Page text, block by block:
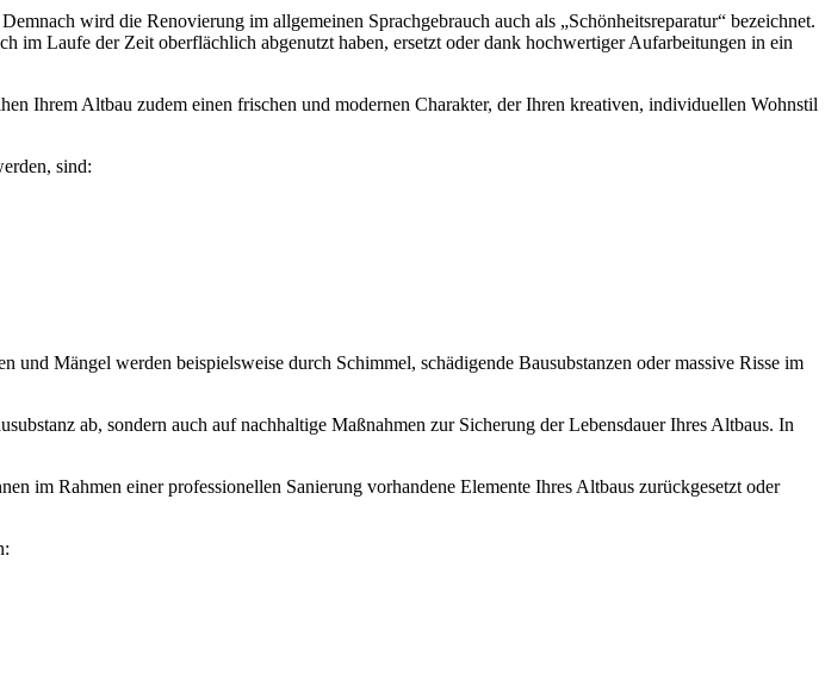
wird die Renovierung im allgemeinen Sprachgebrauch auch als „Schönheitsreparatur“ bezeichnet.
Laufe der Zeit oberflächlich abgenutzt haben, ersetzt oder dank hochwertiger Aufarbeitungen in ein
Ihrem Altbau zudem einen frischen und modernen Charakter, der Ihren kreativen, individuellen Wohnstil
sind:
Mängel werden beispielsweise durch Schimmel, schädigende Bausubstanzen oder massive Risse im
ab, sondern auch auf nachhaltige Maßnahmen zur Sicherung der Lebensdauer Ihres Altbaus. In
im Rahmen einer professionellen Sanierung vorhandene Elemente Ihres Altbaus zurückgesetzt oder